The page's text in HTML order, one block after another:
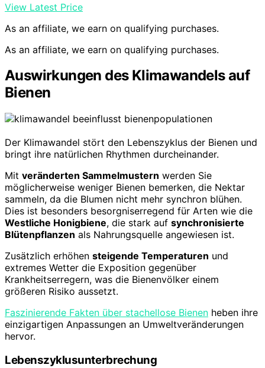
View Latest Price
As an affiliate, we earn on qualifying purchases.
As an affiliate, we earn on qualifying purchases.
Auswirkungen des Klimawandels auf
Bienen
Der Klimawandel stört den Lebenszyklus der Bienen und
bringt ihre natürlichen Rhythmen durcheinander.
Mit veränderten Sammelmustern werden Sie
möglicherweise weniger Bienen bemerken, die Nektar
sammeln, da die Blumen nicht mehr synchron blühen.
Dies ist besonders besorgniserregend für Arten wie die
Westliche Honigbiene, die stark auf synchronisierte
Blütenpflanzen als Nahrungsquelle angewiesen ist.
Zusätzlich erhöhen steigende Temperaturen und
extremes Wetter die Exposition gegenüber
Krankheitserregern, was die Bienenvölker einem
größeren Risiko aussetzt.
Faszinierende Fakten über stachellose Bienen heben ihre
einzigartigen Anpassungen an Umweltveränderungen
hervor.
Lebenszyklusunterbrechung